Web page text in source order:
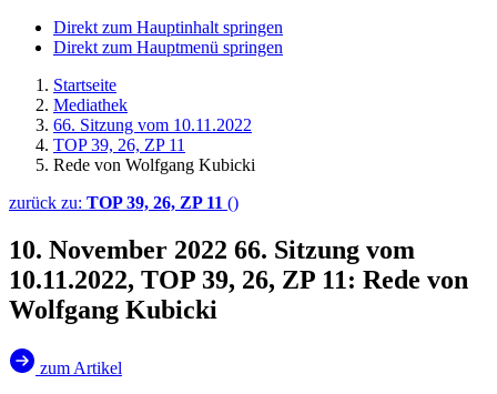
Direkt zum Hauptinhalt springen
Direkt zum Hauptmenü springen
Startseite
Mediathek
66. Sitzung vom 10.11.2022
TOP 39, 26, ZP 11
Rede von Wolfgang Kubicki
zurück zu: TOP 39, 26, ZP 11 ()
10. November 2022 66. Sitzung vom
10.11.2022, TOP 39, 26, ZP 11: Rede von
Wolfgang Kubicki
zum Artikel